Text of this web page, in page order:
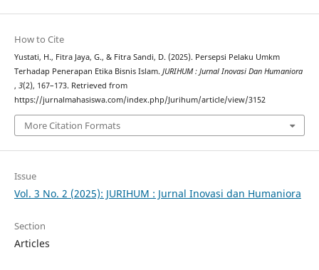
How to Cite
Yustati, H., Fitra Jaya, G., & Fitra Sandi, D. (2025). Persepsi Pelaku Umkm
Terhadap Penerapan Etika Bisnis Islam. JURIHUM : Jurnal Inovasi Dan Humaniora
, 3(2), 167–173. Retrieved from
https://jurnalmahasiswa.com/index.php/Jurihum/article/view/3152
More Citation Formats
Issue
Vol. 3 No. 2 (2025): JURIHUM : Jurnal Inovasi dan Humaniora
Section
Articles